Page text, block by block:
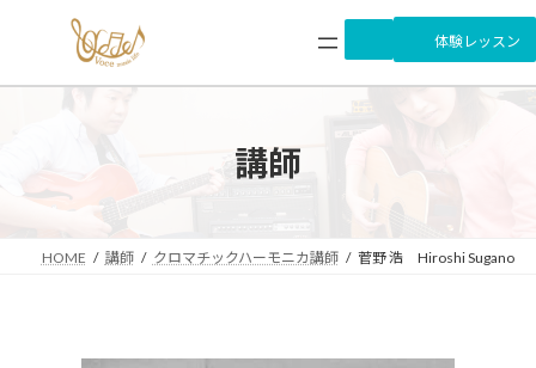
ン
ー
体験レッスン
講師
HOME 講師 クロマチックハーモニカ講師 菅野 浩 Hiroshi Sugano